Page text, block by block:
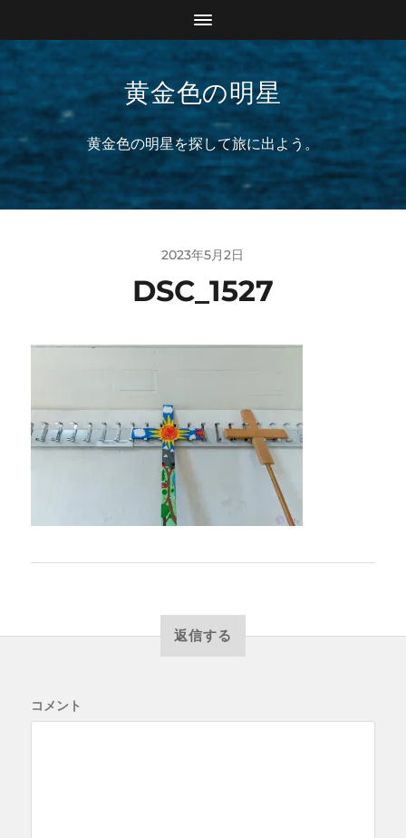
黄金色の明星
黄金色の明星を探して旅に出よう。
2023年5月2日
DSC_1527
返信する
コメント